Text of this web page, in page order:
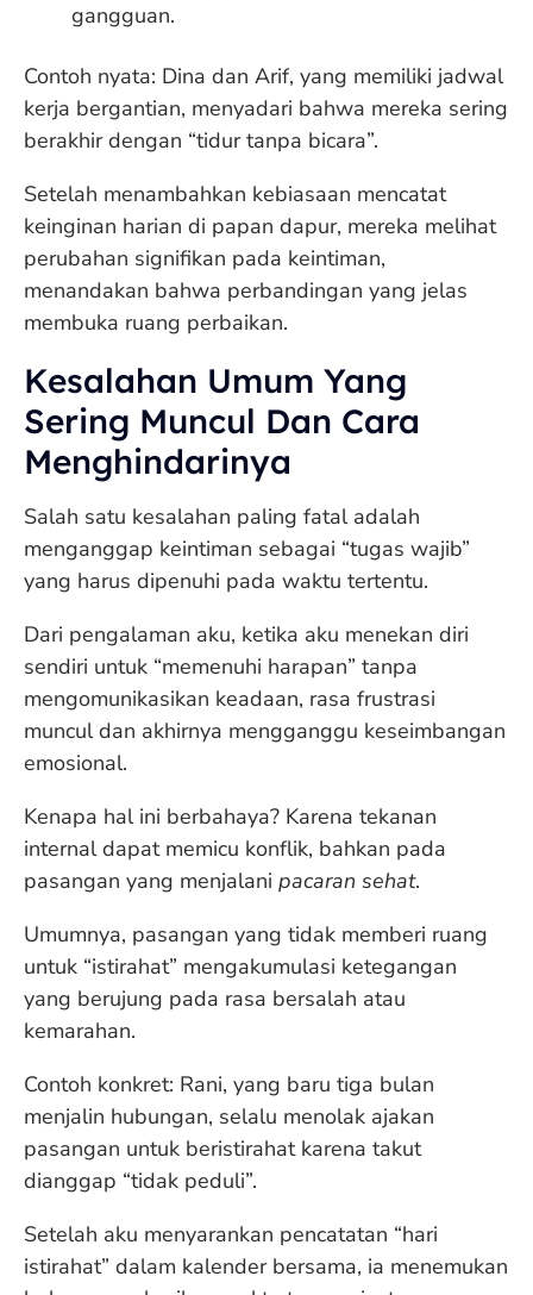
gangguan.
Contoh nyata: Dina dan Arif, yang memiliki jadwal
kerja bergantian, menyadari bahwa mereka sering
berakhir dengan “tidur tanpa bicara”.
Setelah menambahkan kebiasaan mencatat
keinginan harian di papan dapur, mereka melihat
perubahan signifikan pada keintiman,
menandakan bahwa perbandingan yang jelas
membuka ruang perbaikan.
Kesalahan Umum Yang
Sering Muncul Dan Cara
Menghindarinya
Salah satu kesalahan paling fatal adalah
menganggap keintiman sebagai “tugas wajib”
yang harus dipenuhi pada waktu tertentu.
Dari pengalaman aku, ketika aku menekan diri
sendiri untuk “memenuhi harapan” tanpa
mengomunikasikan keadaan, rasa frustrasi
muncul dan akhirnya mengganggu keseimbangan
emosional.
Kenapa hal ini berbahaya? Karena tekanan
internal dapat memicu konflik, bahkan pada
pasangan yang menjalani pacaran sehat.
Umumnya, pasangan yang tidak memberi ruang
untuk “istirahat” mengakumulasi ketegangan
yang berujung pada rasa bersalah atau
kemarahan.
Contoh konkret: Rani, yang baru tiga bulan
menjalin hubungan, selalu menolak ajakan
pasangan untuk beristirahat karena takut
dianggap “tidak peduli”.
Setelah aku menyarankan pencatatan “hari
istirahat” dalam kalender bersama, ia menemukan